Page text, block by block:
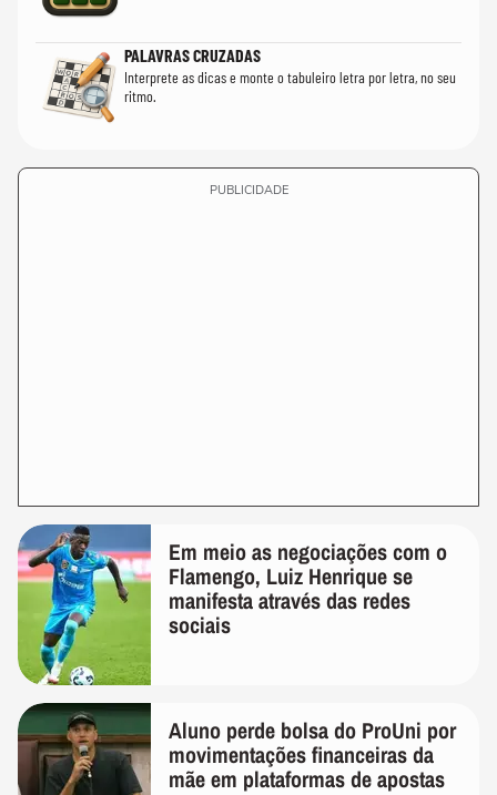
PALAVRAS CRUZADAS
Interprete as dicas e monte o tabuleiro letra por letra, no seu
ritmo.
PUBLICIDADE
Em meio as negociações com o
Flamengo, Luiz Henrique se
manifesta através das redes
sociais
Aluno perde bolsa do ProUni por
movimentações financeiras da
mãe em plataformas de apostas